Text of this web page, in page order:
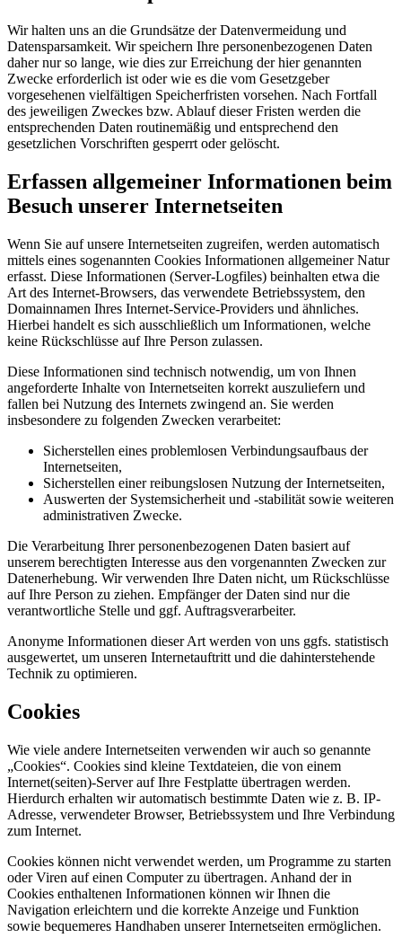
Wir halten uns an die Grundsätze der Datenvermeidung und
Datensparsamkeit. Wir speichern Ihre personenbezogenen Daten
daher nur so lange, wie dies zur Erreichung der hier genannten
Zwecke erforderlich ist oder wie es die vom Gesetzgeber
vorgesehenen vielfältigen Speicherfristen vorsehen. Nach Fortfall
des jeweiligen Zweckes bzw. Ablauf dieser Fristen werden die
entsprechenden Daten routinemäßig und entsprechend den
gesetzlichen Vorschriften gesperrt oder gelöscht.
Erfassen allgemeiner Informationen beim
Besuch unserer Internetseiten
Wenn Sie auf unsere Internetseiten zugreifen, werden automatisch
mittels eines sogenannten Cookies Informationen allgemeiner Natur
erfasst. Diese Informationen (Server-Logfiles) beinhalten etwa die
Art des Internet-Browsers, das verwendete Betriebssystem, den
Domainnamen Ihres Internet-Service-Providers und ähnliches.
Hierbei handelt es sich ausschließlich um Informationen, welche
keine Rückschlüsse auf Ihre Person zulassen.
Diese Informationen sind technisch notwendig, um von Ihnen
angeforderte Inhalte von Internetseiten korrekt auszuliefern und
fallen bei Nutzung des Internets zwingend an. Sie werden
insbesondere zu folgenden Zwecken verarbeitet:
Sicherstellen eines problemlosen Verbindungsaufbaus der
Internetseiten,
Sicherstellen einer reibungslosen Nutzung der Internetseiten,
Auswerten der Systemsicherheit und -stabilität sowie weiteren
administrativen Zwecke.
Die Verarbeitung Ihrer personenbezogenen Daten basiert auf
unserem berechtigten Interesse aus den vorgenannten Zwecken zur
Datenerhebung. Wir verwenden Ihre Daten nicht, um Rückschlüsse
auf Ihre Person zu ziehen. Empfänger der Daten sind nur die
verantwortliche Stelle und ggf. Auftragsverarbeiter.
Anonyme Informationen dieser Art werden von uns ggfs. statistisch
ausgewertet, um unseren Internetauftritt und die dahinterstehende
Technik zu optimieren.
Cookies
Wie viele andere Internetseiten verwenden wir auch so genannte
„Cookies“. Cookies sind kleine Textdateien, die von einem
Internet(seiten)-Server auf Ihre Festplatte übertragen werden.
Hierdurch erhalten wir automatisch bestimmte Daten wie z. B. IP-
Adresse, verwendeter Browser, Betriebssystem und Ihre Verbindung
zum Internet.
Cookies können nicht verwendet werden, um Programme zu starten
oder Viren auf einen Computer zu übertragen. Anhand der in
Cookies enthaltenen Informationen können wir Ihnen die
Navigation erleichtern und die korrekte Anzeige und Funktion
sowie bequemeres Handhaben unserer Internetseiten ermöglichen.